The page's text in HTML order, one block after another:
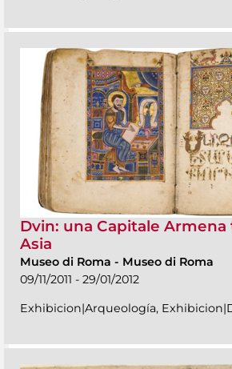
Dvin: una Capitale Armena
Asia
Museo di Roma - Museo di Roma
09/11/2011 - 29/01/2012
Exhibicion|Arqueología,